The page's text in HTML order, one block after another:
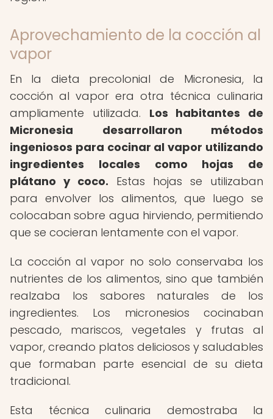
Aprovechamiento de la cocción al
vapor
En la dieta precolonial de Micronesia, la
cocción al vapor era otra técnica culinaria
ampliamente utilizada. Los habitantes de
Micronesia desarrollaron métodos
ingeniosos para cocinar al vapor utilizando
ingredientes locales como hojas de
plátano y coco. Estas hojas se utilizaban
para envolver los alimentos, que luego se
colocaban sobre agua hirviendo, permitiendo
que se cocieran lentamente con el vapor.
La cocción al vapor no solo conservaba los
nutrientes de los alimentos, sino que también
realzaba los sabores naturales de los
ingredientes. Los micronesios cocinaban
pescado, mariscos, vegetales y frutas al
vapor, creando platos deliciosos y saludables
que formaban parte esencial de su dieta
tradicional.
Esta técnica culinaria demostraba la